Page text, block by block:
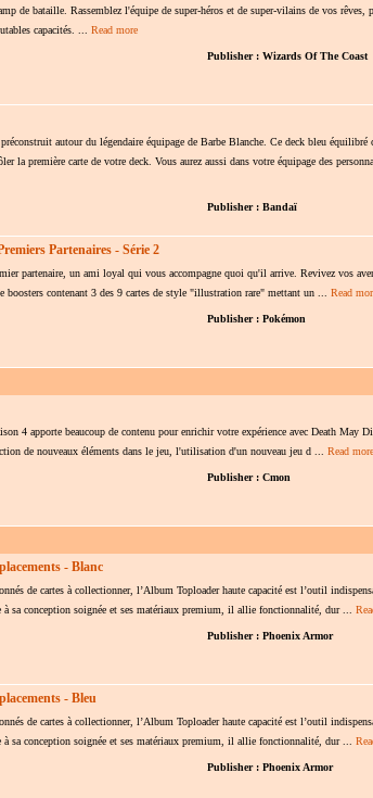
de bataille. Rassemblez l'équipe de super-héros et de super-vilains de vos rêves,
capacités. ... Read more
Publisher : Wizards Of The Coast
autour du légendaire équipage de Barbe Blanche. Ce deck bleu équilibré
première carte de votre deck. Vous aurez aussi dans votre équipage des
Publisher : Bandaï
Partenaires - Série 2
partenaire, un ami loyal qui vous accompagne quoi qu'il arrive. Revivez vos
boosters contenant 3 des 9 cartes de style "illustration rare" mettant un ... Read
Publisher : Pokémon
4 apporte beaucoup de contenu pour enrichir votre expérience avec Death May
de nouveaux éléments dans le jeu, l'utilisation d'un nouveau jeu d ... Read more
Publisher : Cmon
- Blanc
de cartes à collectionner, l’Album Toploader haute capacité est l’outil
à sa conception soignée et ses matériaux premium, il allie fonctionnalité, dur ...
Publisher : Phoenix Armor
- Bleu
de cartes à collectionner, l’Album Toploader haute capacité est l’outil
à sa conception soignée et ses matériaux premium, il allie fonctionnalité, dur ...
Publisher : Phoenix Armor